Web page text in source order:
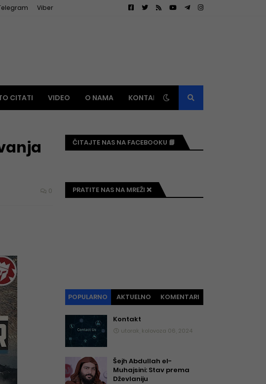
Viber
CITATI VIDEO O NAMA KONTAKT
0
ČITAJTE NAS NA FACEBOOKU 📘
PRATITE NAS NA MREŽI ❌
POPULARNO AKTUELNO KOMENTARI
Kontakt
utorak, kolovoza 06, 2024
Šejh Abdullah el-
Muhajsini: Stav prema
Dževlaniju